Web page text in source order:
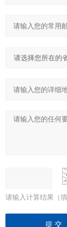
请输入计算结果（